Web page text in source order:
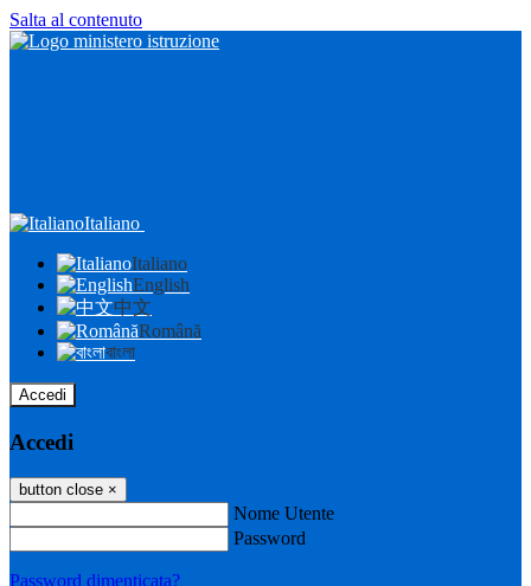
Salta al contenuto
Italiano
Italiano
English
中文
Română
বাংলা
Accedi
Accedi
button close ×
Nome Utente
Password
Password dimenticata?